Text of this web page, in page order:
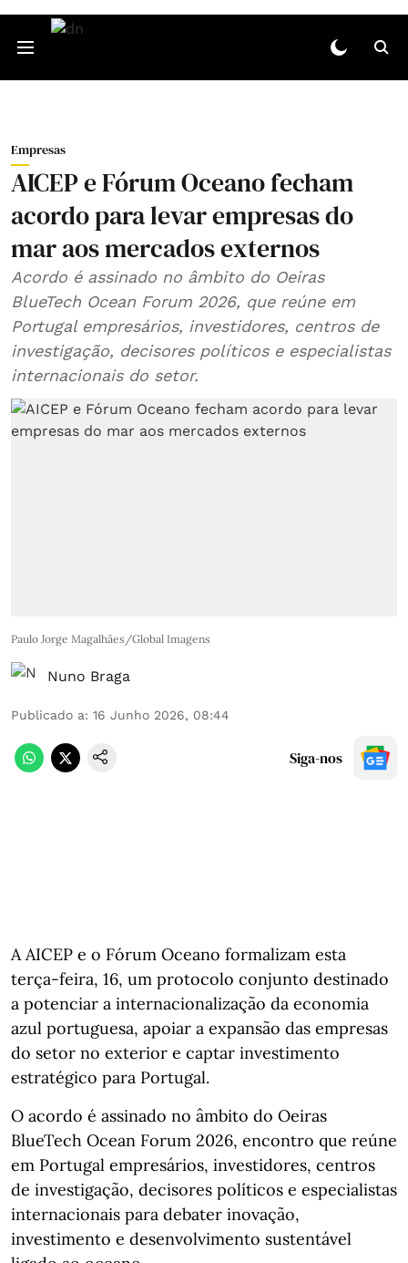
Empresas
AICEP e Fórum Oceano fecham
acordo para levar empresas do
mar aos mercados externos
Acordo é assinado no âmbito do Oeiras
BlueTech Ocean Forum 2026, que reúne em
Portugal empresários, investidores, centros de
investigação, decisores políticos e especialistas
internacionais do setor.
Paulo Jorge Magalhães/Global Imagens
Nuno Braga
Publicado a: 16 Junho 2026, 08:44
Siga-nos
A AICEP e o Fórum Oceano formalizam esta
terça-feira, 16, um protocolo conjunto destinado
a potenciar a internacionalização da economia
azul portuguesa, apoiar a expansão das empresas
do setor no exterior e captar investimento
estratégico para Portugal.
O acordo é assinado no âmbito do Oeiras
BlueTech Ocean Forum 2026, encontro que reúne
em Portugal empresários, investidores, centros
de investigação, decisores políticos e especialistas
internacionais para debater inovação,
investimento e desenvolvimento sustentável